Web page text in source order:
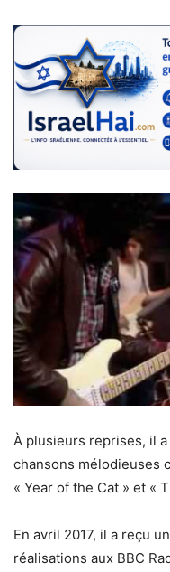
À plusieurs reprises, il
chansons mélodieuses
« Year of the Cat » et «
En avril 2017, il a reçu
réalisations aux BBC